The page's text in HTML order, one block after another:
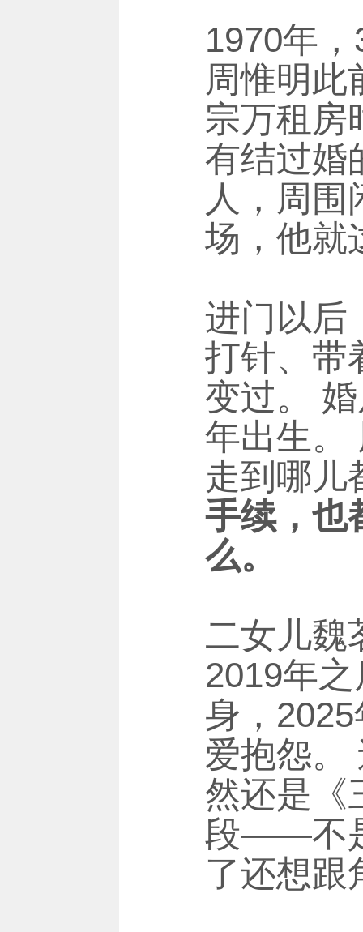
1970年
周惟明此
宗万租房
有结过婚
人，周
场，他就
进门以
打针、带
变过。
年出生。
走到哪儿
手续，也
么。
二女儿魏
2019年
身，
爱抱怨。
然还是《
段——不
了还想跟